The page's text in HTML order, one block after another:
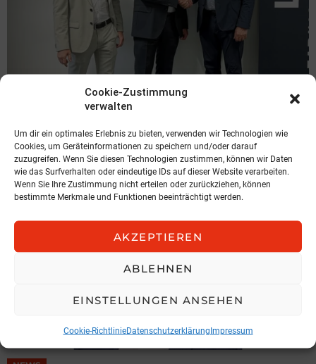
Cookie-Zustimmung
verwalten
Um dir ein optimales Erlebnis zu bieten, verwenden wir Technologien wie
Cookies, um Geräteinformationen zu speichern und/oder darauf
zuzugreifen. Wenn Sie diesen Technologien zustimmen, können wir Daten
wie das Surfverhalten oder eindeutige IDs auf dieser Website verarbeiten.
Wenn Sie Ihre Zustimmung nicht erteilen oder zurückziehen, können
bestimmte Merkmale und Funktionen beeinträchtigt werden.
AKZEPTIEREN
ABLEHNEN
EINSTELLUNGEN ANSEHEN
Cookie-RichtlinieDatenschutzerklärungImpressum
Expansion in der Steiermark
Hochnegger/ LBUA
5. August 2026, 16:57